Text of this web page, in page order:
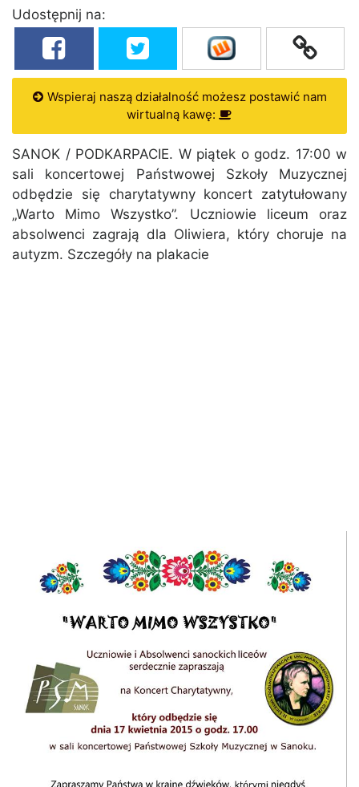
Udostępnij na:
Wspieraj naszą działalność możesz postawić nam
wirtualną kawę:
SANOK / PODKARPACIE. W piątek o godz. 17:00 w
sali koncertowej Państwowej Szkoły Muzycznej
odbędzie się charytatywny koncert zatytułowany
„Warto Mimo Wszystko”. Uczniowie liceum oraz
absolwenci zagrają dla Oliwiera, który choruje na
autyzm. Szczegóły na plakacie